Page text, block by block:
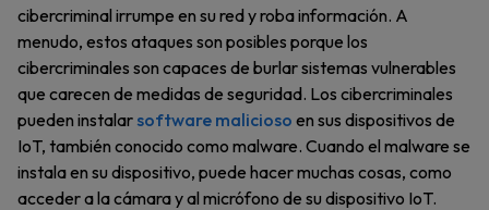
cibercriminal irrumpe en su red y roba información. A
menudo, estos ataques son posibles porque los
cibercriminales son capaces de burlar sistemas vulnerables
que carecen de medidas de seguridad. Los cibercriminales
pueden instalar software malicioso en sus dispositivos de
IoT, también conocido como malware. Cuando el malware se
instala en su dispositivo, puede hacer muchas cosas, como
acceder a la cámara y al micrófono de su dispositivo IoT.